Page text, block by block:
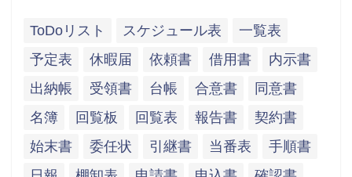
ToDoリスト スケジュール表
一覧表
予定表
休暇届 依頼書 借用書
内示書
出納帳
受領書 台帳 合意書
同意書
名簿
回覧板 回覧表 報告書
契約書
始末書
委任状 引継書 当番表
手順書